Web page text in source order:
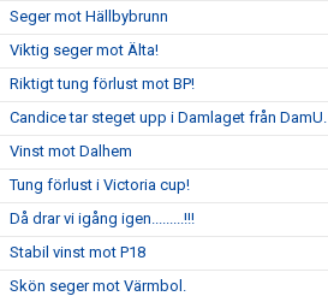
Seger mot Hällbybrunn
Viktig seger mot Älta!
Riktigt tung förlust mot BP!
Candice tar steget upp i Damlaget från DamU.
Vinst mot Dalhem
Tung förlust i Victoria cup!
Då drar vi igång igen.........!!!
Stabil vinst mot P18
Skön seger mot Värmbol.